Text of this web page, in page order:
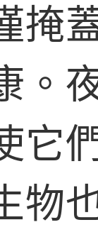
掩
。
它
物